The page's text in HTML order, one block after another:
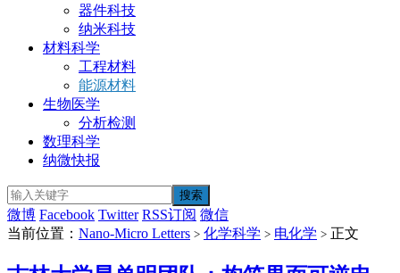
器件科技
纳米科技
材料科学
工程材料
能源材料
生物医学
分析检测
数理科学
纳微快报
微博 Facebook Twitter RSS订阅 微信
当前位置： Nano-Micro Letters > 化学科学 > 电化学 > 正文